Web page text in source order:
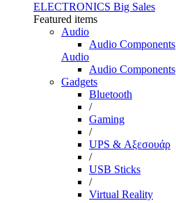
ELECTRONICS Big Sales
Featured items
Audio
Audio Components
Audio
Audio Components
Gadgets
Bluetooth
/
Gaming
/
UPS & Αξεσουάρ
/
USB Sticks
/
Virtual Reality